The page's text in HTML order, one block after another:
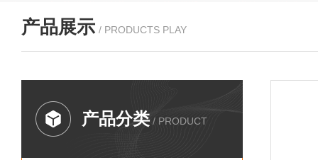
产品展示 / PRODUCTS PLAY
产品分类 / PRODUCT